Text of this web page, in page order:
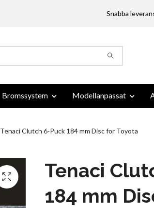
Snabba
Bromssystem Modellanpassat
Tenaci Clutch 6-Puck 184 mm Disc for Toyota
Tenaci
184 mm